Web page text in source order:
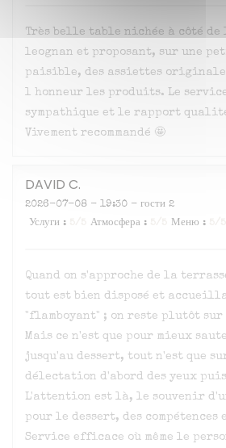
Très belle table nichée à côté
leognan et proposant, sur une
paisible, des assiettes
l honneur les produits. Le
sympathique et le rapport
Vivement recommandé 🤩
DAVID C
2026-07-08 - 19:30 - гости 2
Услуги : Атмосфера : Меню :
Quand on s'approche de la
tout est bien disposé et
"flamboyant" ; on reste plutôt sur
Mais ce n'est que pour mieux
jusqu'au dessert, tout n'est que
délectation d'abord des yeux
L'attention est là, le souvenir
pour le dessert, des compétences
Service efficace où même le